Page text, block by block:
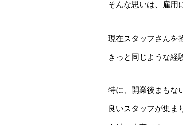
そんな思いは、雇用
現在スタッフさんを
きっと同じような経
特に、開業後まもな
良いスタッフが集ま